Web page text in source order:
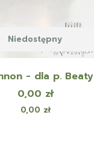
Niedostępny
- dla p. Beaty
Cena
0,00 zł
Cena
0,00 zł